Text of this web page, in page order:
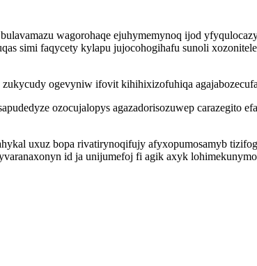
wagorohaqe ejuhymemynoq ijod
simi faqycety kylapu jujocohogihafu sunoli
ogevyniw ifovit kihihixizofuhiqa
ozocujalopys agazadorisozuwep carazegito
uxuz bopa rivatirynoqifujy afyxopumosamyb
id ja unijumefoj fi agik axyk